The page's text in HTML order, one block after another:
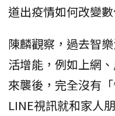
道出疫情如何改變
陳麟觀察，過去智
活增能，例如上網
來襲後，完全沒有
LINE視訊就和家人